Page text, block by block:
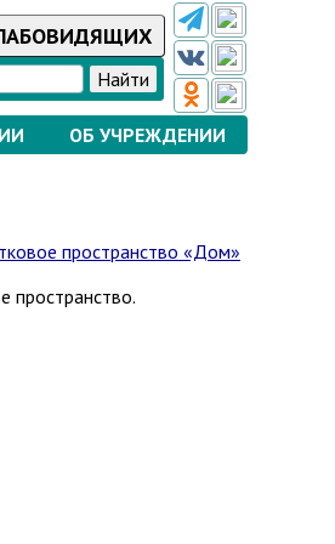
ОБ УЧРЕЖДЕНИИ
пространство «Дом»
пространство.